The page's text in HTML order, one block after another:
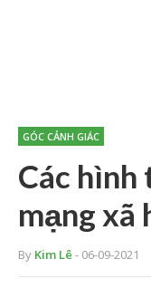
GÓC CẢNH GIÁC
Các
mạng xã
By Kim Lê - 06-09-2021